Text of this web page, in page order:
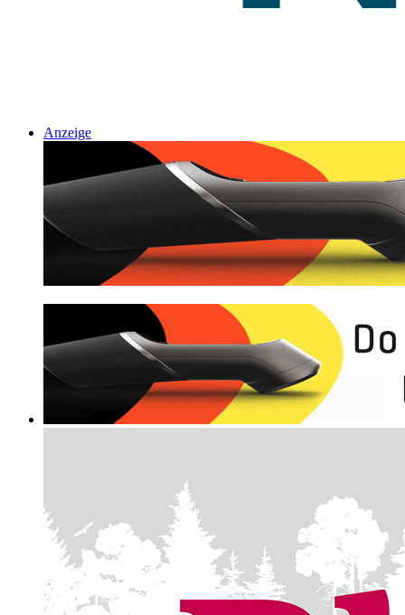
Anzeige